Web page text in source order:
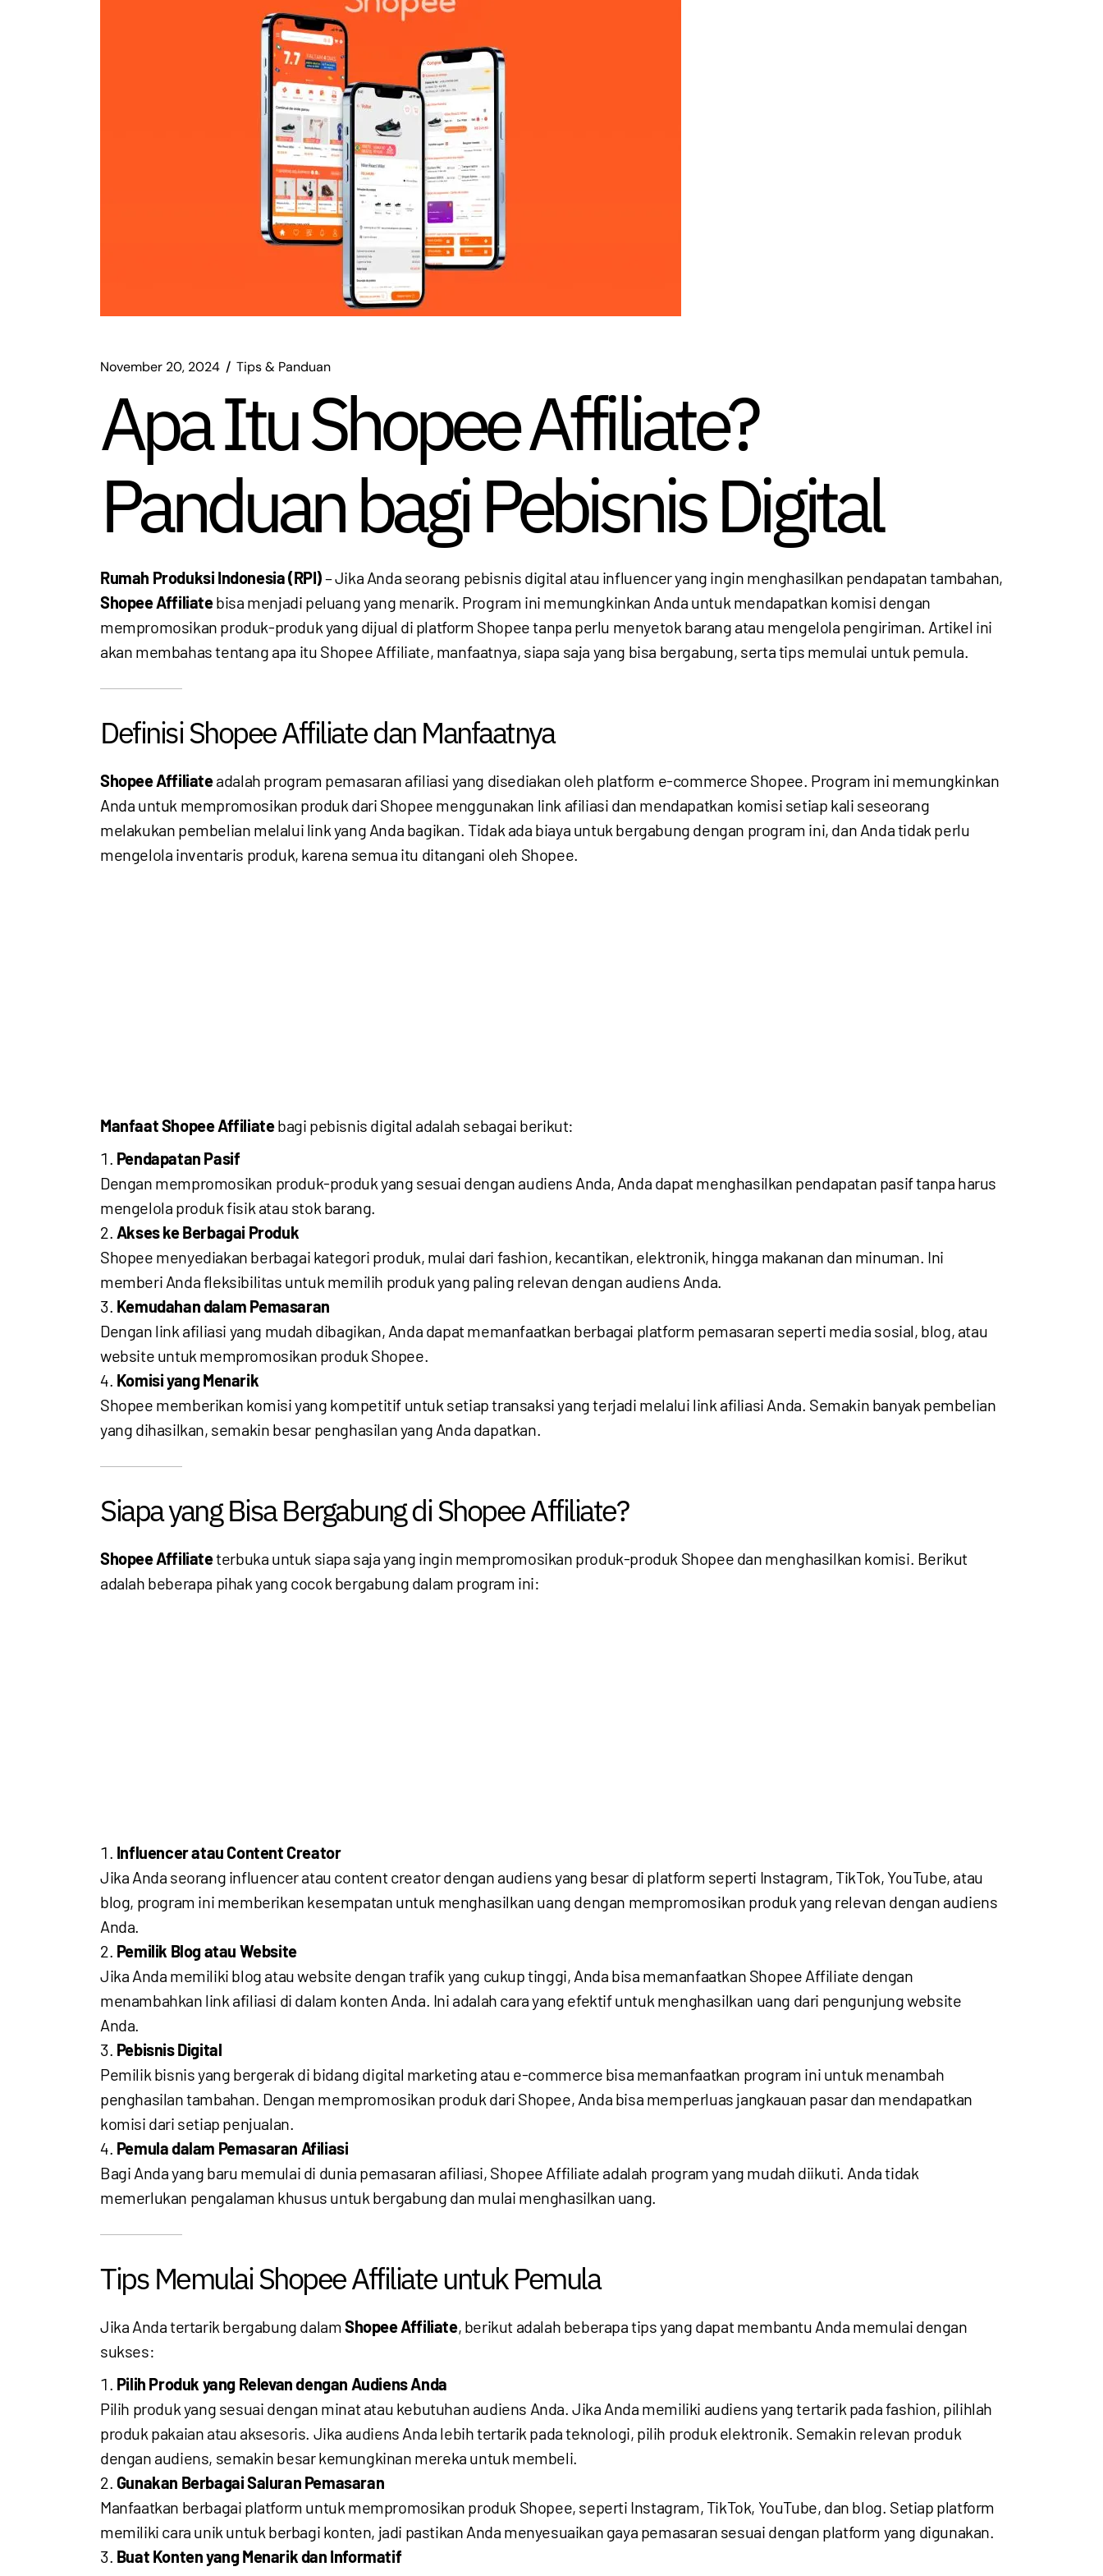
November 20, 2024 Tips & Panduan
Apa Itu Shopee Affiliate?
Panduan bagi Pebisnis Digital
Rumah Produksi Indonesia (RPI)– Jika Anda seorang pebisnis digital atau influencer yang ingin menghasilkan pendapatan tambahan,
Shopee Affiliatebisa menjadi peluang yang menarik. Program ini memungkinkan Anda untuk mendapatkan komisi dengan
mempromosikan produk-produk yang dijual di platform Shopee tanpa perlu menyetok barang atau mengelola pengiriman. Artikel ini
akan membahas tentang apa itu Shopee Affiliate, manfaatnya, siapa saja yang bisa bergabung, serta tips memulai untuk pemula.
Definisi Shopee Affiliate dan Manfaatnya
Shopee Affiliateadalah program pemasaran afiliasi yang disediakan oleh platform e-commerce Shopee. Program ini memungkinkan
Anda untuk mempromosikan produk dari Shopee menggunakan link afiliasi dan mendapatkan komisi setiap kali seseorang
melakukan pembelian melalui link yang Anda bagikan. Tidak ada biaya untuk bergabung dengan program ini, dan Anda tidak perlu
mengelola inventaris produk, karena semua itu ditangani oleh Shopee.
Manfaat Shopee Affiliatebagi pebisnis digital adalah sebagai berikut:
Pendapatan Pasif
Dengan mempromosikan produk-produk yang sesuai dengan audiens Anda, Anda dapat menghasilkan pendapatan pasif tanpa harus
mengelola produk fisik atau stok barang.
Akses ke Berbagai Produk
Shopee menyediakan berbagai kategori produk, mulai dari fashion, kecantikan, elektronik, hingga makanan dan minuman. Ini
memberi Anda fleksibilitas untuk memilih produk yang paling relevan dengan audiens Anda.
Kemudahan dalam Pemasaran
Dengan link afiliasi yang mudah dibagikan, Anda dapat memanfaatkan berbagai platform pemasaran seperti media sosial, blog, atau
website untuk mempromosikan produk Shopee.
Komisi yang Menarik
Shopee memberikan komisi yang kompetitif untuk setiap transaksi yang terjadi melalui link afiliasi Anda. Semakin banyak pembelian
yang dihasilkan, semakin besar penghasilan yang Anda dapatkan.
Siapa yang Bisa Bergabung di Shopee Affiliate?
Shopee Affiliateterbuka untuk siapa saja yang ingin mempromosikan produk-produk Shopee dan menghasilkan komisi. Berikut
adalah beberapa pihak yang cocok bergabung dalam program ini:
Influencer atau Content Creator
Jika Anda seorang influencer atau content creator dengan audiens yang besar di platform seperti Instagram, TikTok, YouTube, atau
blog, program ini memberikan kesempatan untuk menghasilkan uang dengan mempromosikan produk yang relevan dengan audiens
Anda.
Pemilik Blog atau Website
Jika Anda memiliki blog atau website dengan trafik yang cukup tinggi, Anda bisa memanfaatkan Shopee Affiliate dengan
menambahkan link afiliasi di dalam konten Anda. Ini adalah cara yang efektif untuk menghasilkan uang dari pengunjung website
Anda.
Pebisnis Digital
Pemilik bisnis yang bergerak di bidang digital marketing atau e-commerce bisa memanfaatkan program ini untuk menambah
penghasilan tambahan. Dengan mempromosikan produk dari Shopee, Anda bisa memperluas jangkauan pasar dan mendapatkan
komisi dari setiap penjualan.
Pemula dalam Pemasaran Afiliasi
Bagi Anda yang baru memulai di dunia pemasaran afiliasi, Shopee Affiliate adalah program yang mudah diikuti. Anda tidak
memerlukan pengalaman khusus untuk bergabung dan mulai menghasilkan uang.
Tips Memulai Shopee Affiliate untuk Pemula
Jika Anda tertarik bergabung dalam Shopee Affiliate, berikut adalah beberapa tips yang dapat membantu Anda memulai dengan
sukses:
Pilih Produk yang Relevan dengan Audiens Anda
Pilih produk yang sesuai dengan minat atau kebutuhan audiens Anda. Jika Anda memiliki audiens yang tertarik pada fashion, pilihlah
produk pakaian atau aksesoris. Jika audiens Anda lebih tertarik pada teknologi, pilih produk elektronik. Semakin relevan produk
dengan audiens, semakin besar kemungkinan mereka untuk membeli.
Gunakan Berbagai Saluran Pemasaran
Manfaatkan berbagai platform untuk mempromosikan produk Shopee, seperti Instagram, TikTok, YouTube, dan blog. Setiap platform
memiliki cara unik untuk berbagi konten, jadi pastikan Anda menyesuaikan gaya pemasaran sesuai dengan platform yang digunakan.
Buat Konten yang Menarik dan Informatif